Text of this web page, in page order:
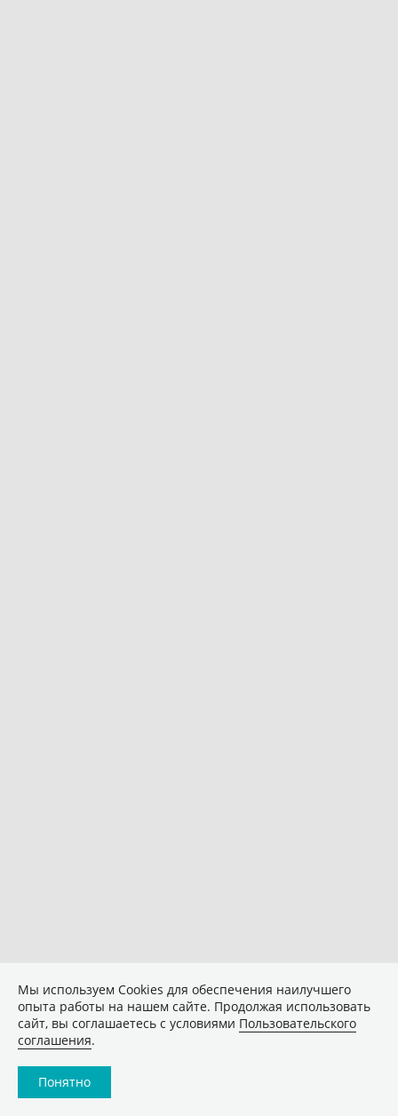
Мы используем Сookies для обеспечения наилучшего
опыта работы на нашем сайте. Продолжая использовать
сайт, вы соглашаетесь с условиями Пользовательского
соглашения.
Понятно